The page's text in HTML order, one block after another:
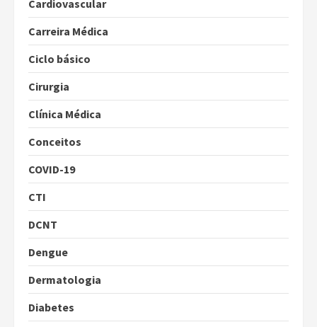
Cardiovascular
Carreira Médica
Ciclo básico
Cirurgia
Clínica Médica
Conceitos
COVID-19
CTI
DCNT
Dengue
Dermatologia
Diabetes